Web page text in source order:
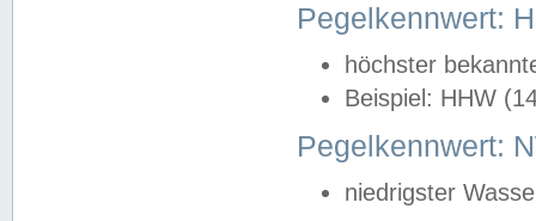
Pegelkennwert:
höchster
Beispiel: HHW
Pegelkennwert:
niedrigster